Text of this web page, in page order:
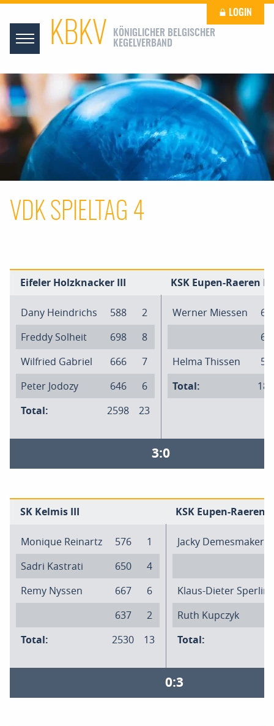
KBKV
KÖNIGLICHER BELGISCHER
KEGELVERBAND
LOGIN
VDK SPIELTAG 4
Eifeler Holzknacker III KSK Eupen-Raeren IV
Dany Heindrichs 588
2
Freddy Solheit
698
8
Wilfried Gabriel
666
7
Peter Jodozy
646
6
Total:
2598 23
Werner Miessen
Helma Thissen
Total:
3:0
SK Kelmis III KSK Eupen-Raeren
Monique Reinartz 576
1
Sadri Kastrati
650
4
Remy Nyssen
667
6
637
2
Total:
2530 13
Jacky Demesmaker
Klaus-Dieter Sperling
Ruth Kupczyk
Total:
0:3